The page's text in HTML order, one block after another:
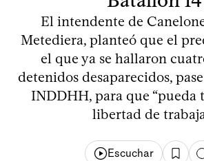
El intendente de
Metediera, planteó que el
el que ya se hallaron
detenidos desaparecidos,
INDDHH, para que “pueda
libertad de
Escuchar